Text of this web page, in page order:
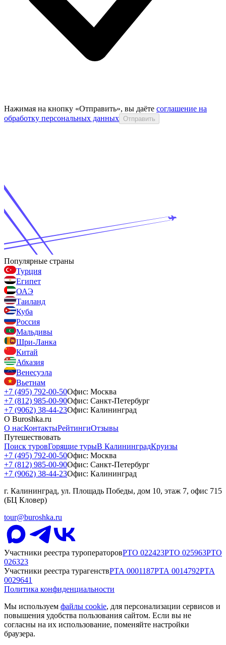
Нажимая на кнопку «Отправить», вы даёте соглашение на
обработку персональных данных Отправить
Популярные страны
Турция
Египет
ОАЭ
Таиланд
Куба
Россия
Мальдивы
Шри-Ланка
Китай
Абхазия
Венесуэла
Вьетнам
+7 (495) 792-00-50Офис: Москва
+7 (812) 985-00-90Офис: Санкт-Петербург
+7 (9062) 38-44-23Офис: Калининград
О Buroshka.ru
О насКонтактыРейтингиОтзывы
Путешествовать
Поиск туровГорящие турыВ КалининградКруизы
+7 (495) 792-00-50Офис: Москва
+7 (812) 985-00-90Офис: Санкт-Петербург
+7 (9062) 38-44-23Офис: Калининград
г. Калининград, ул. Площадь Победы, дом 10, этаж 7, офис 715
(БЦ Кловер)
tour@buroshka.ru
Участники реестра туроператоровРТО 022423РТО 025963РТО
026323
Участники реестра турагенствРТА 0001187РТА 0014792РТА
0029641
Политика конфиденциальности
Мы используем файлы cookie, для персонализации сервисов и
повышения удобства пользования сайтом. Если вы не
согласны на их использование, поменяйте настройки
браузера.